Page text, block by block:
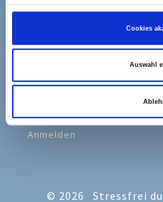
Cookies
Auswahl
Datenschutzerklärung
Anmelden
© 2026 Stressfrei